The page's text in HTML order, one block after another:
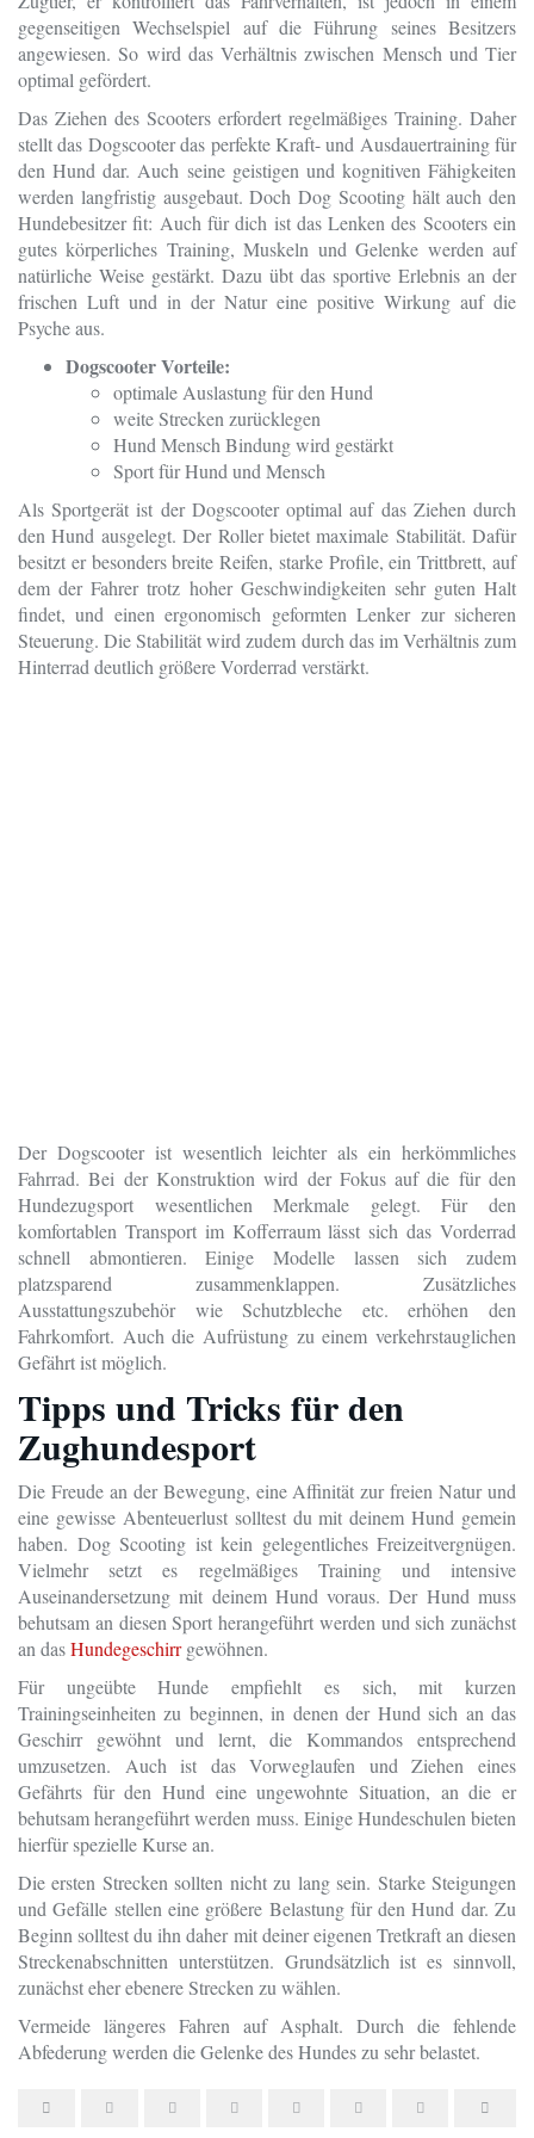
gegenseitigen Wechselspiel auf die Führung seines Besitzers
angewiesen. So wird das Verhältnis zwischen Mensch und Tier
optimal gefördert.
Das Ziehen des Scooters erfordert regelmäßiges Training. Daher
stellt das Dogscooter das perfekte Kraft- und Ausdauertraining für
den Hund dar. Auch seine geistigen und kognitiven Fähigkeiten
werden langfristig ausgebaut. Doch Dog Scooting hält auch den
Hundebesitzer fit: Auch für dich ist das Lenken des Scooters ein
gutes körperliches Training, Muskeln und Gelenke werden auf
natürliche Weise gestärkt. Dazu übt das sportive Erlebnis an der
frischen Luft und in der Natur eine positive Wirkung auf die
Psyche aus.
Dogscooter Vorteile:
optimale Auslastung für den Hund
weite Strecken zurücklegen
Hund Mensch Bindung wird gestärkt
Sport für Hund und Mensch
Als Sportgerät ist der Dogscooter optimal auf das Ziehen durch
den Hund ausgelegt. Der Roller bietet maximale Stabilität. Dafür
besitzt er besonders breite Reifen, starke Profile, ein Trittbrett, auf
dem der Fahrer trotz hoher Geschwindigkeiten sehr guten Halt
findet, und einen ergonomisch geformten Lenker zur sicheren
Steuerung. Die Stabilität wird zudem durch das im Verhältnis zum
Hinterrad deutlich größere Vorderrad verstärkt.
Der Dogscooter ist wesentlich leichter als ein herkömmliches
Fahrrad. Bei der Konstruktion wird der Fokus auf die für den
Hundezugsport wesentlichen Merkmale gelegt. Für den
komfortablen Transport im Kofferraum lässt sich das Vorderrad
schnell abmontieren. Einige Modelle lassen sich zudem
platzsparend zusammenklappen. Zusätzliches
Ausstattungszubehör wie Schutzbleche etc. erhöhen den
Fahrkomfort. Auch die Aufrüstung zu einem verkehrstauglichen
Gefährt ist möglich.
Tipps und Tricks für den
Zughundesport
Die Freude an der Bewegung, eine Affinität zur freien Natur und
eine gewisse Abenteuerlust solltest du mit deinem Hund gemein
haben. Dog Scooting ist kein gelegentliches Freizeitvergnügen.
Vielmehr setzt es regelmäßiges Training und intensive
Auseinandersetzung mit deinem Hund voraus. Der Hund muss
behutsam an diesen Sport herangeführt werden und sich zunächst
an dasHundegeschirrgewöhnen.
Für ungeübte Hunde empfiehlt es sich, mit kurzen
Trainingseinheiten zu beginnen, in denen der Hund sich an das
Geschirr gewöhnt und lernt, die Kommandos entsprechend
umzusetzen. Auch ist das Vorweglaufen und Ziehen eines
Gefährts für den Hund eine ungewohnte Situation, an die er
behutsam herangeführt werden muss. Einige Hundeschulen bieten
hierfür spezielle Kurse an.
Die ersten Strecken sollten nicht zu lang sein. Starke Steigungen
und Gefälle stellen eine größere Belastung für den Hund dar. Zu
Beginn solltest du ihn daher mit deiner eigenen Tretkraft an diesen
Streckenabschnitten unterstützen. Grundsätzlich ist es sinnvoll,
zunächst eher ebenere Strecken zu wählen.
Vermeide längeres Fahren auf Asphalt. Durch die fehlende
Abfederung werden die Gelenke des Hundes zu sehr belastet.